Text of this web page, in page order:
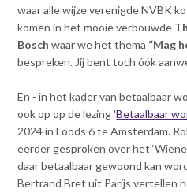
waar alle wijze verenigde NVBK
komen in het mooie verbouwde T
Bosch waar we het thema “Mag
bespreken. Jij bent toch óók
En - in het kader van betaalbaar
ook op op de lezing 'Betaalbaar
2024 in Loods 6 te Amsterdam.
eerder gesproken over het
daar betaalbaar gewoond kan
Bertrand Bret uit Parijs vertellen